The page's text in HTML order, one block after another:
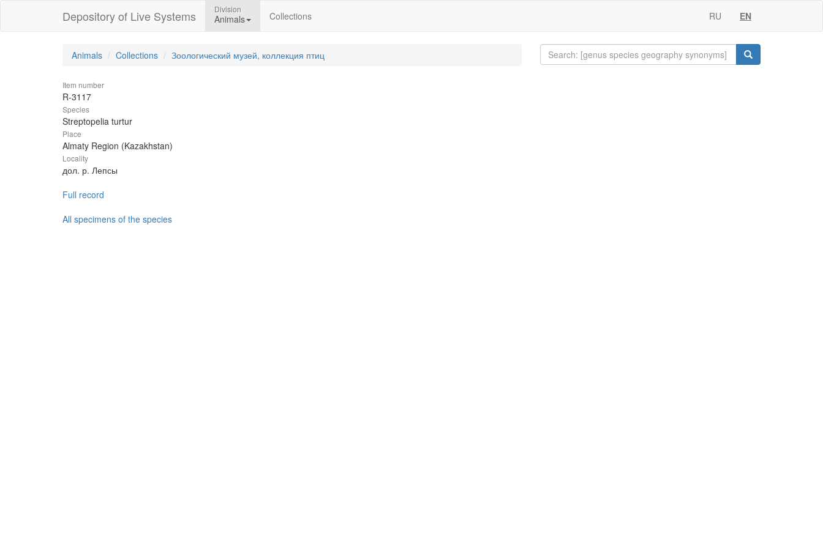
Depository of Live Systems Division
Animals Collections RU EN
Animals Collections Зоологический музей, коллекция птиц
Item number
R-3117
Species
Streptopelia turtur
Place
Almaty Region (Kazakhstan)
Locality
дол. р. Лепсы
Full record
All specimens of the species